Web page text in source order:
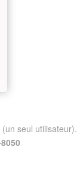
seul utilisateur).